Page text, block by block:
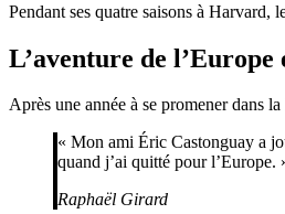
Pendant ses quatre saisons à
L’aventure de
Après une année à se promener dans
« Mon ami Éric Castonguay a
quand j’ai quitté pour l’Europe.
Raphaël Girard